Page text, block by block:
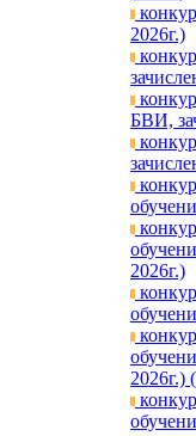
2026г.)
БВИ,
2026г.)
2026г.)